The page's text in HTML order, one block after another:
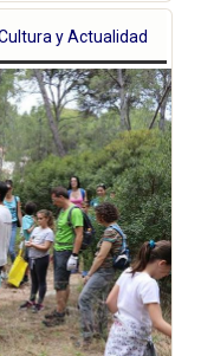
y Actualidad